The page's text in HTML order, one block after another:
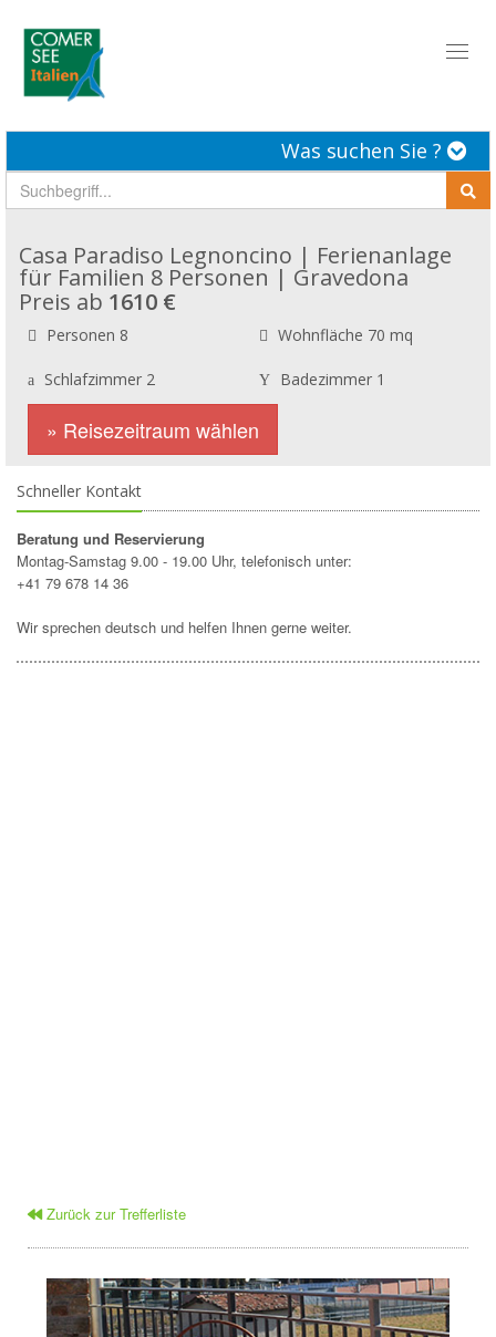
Was suchen Sie ?
Casa Paradiso Legnoncino | Ferienanlage
für Familien 8 Personen | Gravedona
Preis ab 1610 €
Personen 8 Wohnfläche 70 mq
Schlafzimmer 2 Badezimmer 1
» Reisezeitraum wählen
Schneller Kontakt
Beratung und Reservierung
Montag-Samstag 9.00 - 19.00 Uhr, telefonisch unter:
+41 79 678 14 36
Wir sprechen deutsch und helfen Ihnen gerne weiter.
Zurück zur Trefferliste